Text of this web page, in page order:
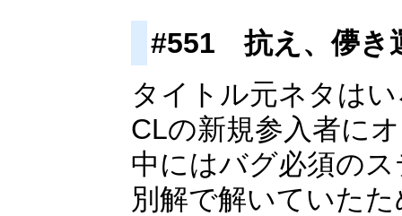
#551 抗え、儚き
タイトル元ネタは
CLの新規参入者に
中にはバグ必須の
別解で解いていた